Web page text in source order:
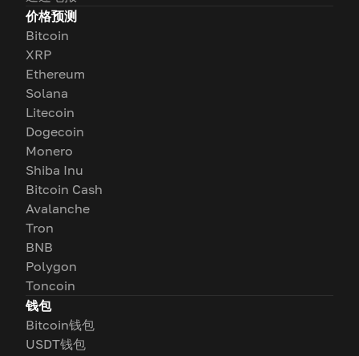
价格预测
Bitcoin
XRP
Ethereum
Solana
Litecoin
Dogecoin
Monero
Shiba Inu
Bitcoin Cash
Avalanche
Tron
BNB
Polygon
Toncoin
钱包
Bitcoin钱包
USDT钱包